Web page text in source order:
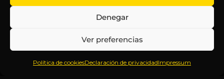
Denegar
Ver preferencias
Política de cookiesDeclaración de privacidadImpressum
Inteligencia
Anticipándonos
Inicio
Sobre
Contenido
Webinars
Política
de
Términos y
Aviso